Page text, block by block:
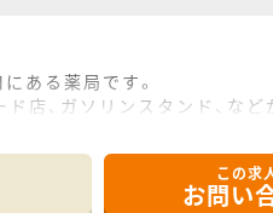
ある薬局です。
店、ガソリンスタンド、など
トの皆様になります★30～
この求
お問い